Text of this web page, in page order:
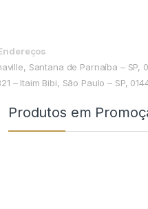
Santana de Parnaíba – SP,
– Itaim Bibi, São Paulo – SP,
Produtos em